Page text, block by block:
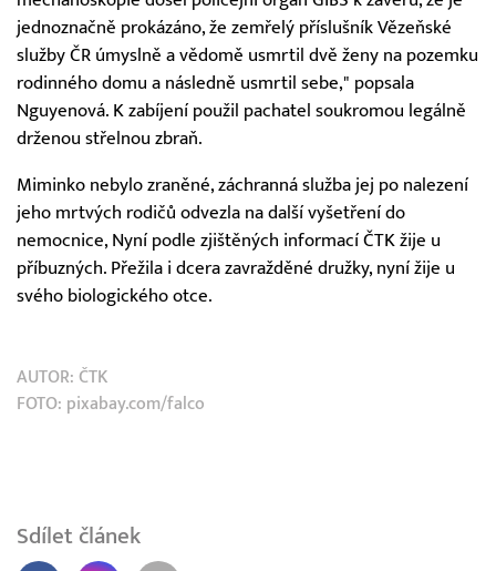
jednoznačně prokázáno, že zemřelý příslušník Vězeňské
služby ČR úmyslně a vědomě usmrtil dvě ženy na pozemku
rodinného domu a následně usmrtil sebe," popsala
Nguyenová. K zabíjení použil pachatel soukromou legálně
drženou střelnou zbraň.
Miminko nebylo zraněné, záchranná služba jej po nalezení
jeho mrtvých rodičů odvezla na další vyšetření do
nemocnice, Nyní podle zjištěných informací ČTK žije u
příbuzných. Přežila i dcera zavražděné družky, nyní žije u
svého biologického otce.
AUTOR: ČTK
FOTO: pixabay.com/falco
Sdílet článek